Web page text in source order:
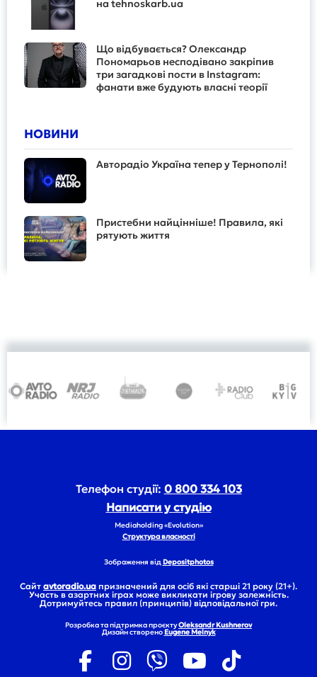
на tehnoskarb.ua
Що відбувається? Олександр
Пономарьов несподівано закріпив
три загадкові пости в Instagram:
фанати вже будують власні теорії
НОВИНИ
Авторадіо Україна тепер у Тернополі!
Пристебни найцінніше! Правила, які
рятують життя
Телефон студії: 0 800 334 103
Написати у студію
Mediaholding «Evolution»
Структура власності
Зображення від Depositphotos
Сайт avtoradio.ua призначений для осіб які старші 21 року (21+).
Участь в азартних іграх може викликати ігрову залежність.
Дотримуйтесь правил (принципів) відповідальної гри.
Розробка та підтримка проєктуOleksandr Kushnerov
Дизайн створено Eugene Melnyk